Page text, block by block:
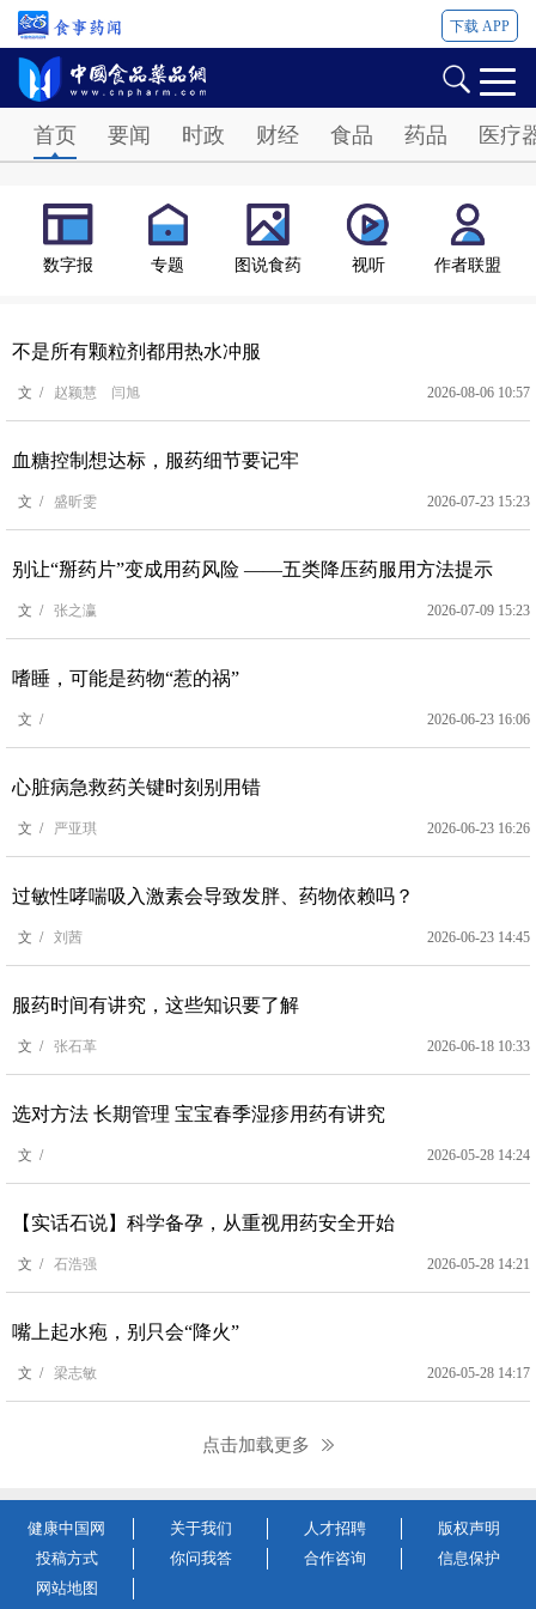
下载 APP
首页 要闻 时政 财经 食品 药品 医疗
数字报 专题 图说食药 视听 作者联盟
不是所有颗粒剂都用热水冲服
文 / 赵颖慧 闫旭 2026-08-06 10:57
血糖控制想达标，服药细节要记牢
文 / 盛昕雯 2026-07-23 15:23
别让“掰药片”变成用药风险 ——五类降压药服用方法提示
文 / 张之瀛 2026-07-09 15:23
嗜睡，可能是药物“惹的祸”
文 / 2026-06-23 16:06
心脏病急救药关键时刻别用错
文 / 严亚琪 2026-06-23 16:26
过敏性哮喘吸入激素会导致发胖、药物依赖吗？
文 / 刘茜 2026-06-23 14:45
服药时间有讲究，这些知识要了解
文 / 张石革 2026-06-18 10:33
选对方法 长期管理 宝宝春季湿疹用药有讲究
文 / 2026-05-28 14:24
【实话石说】科学备孕，从重视用药安全开始
文 / 石浩强 2026-05-28 14:21
嘴上起水疱，别只会“降火”
文 / 梁志敏 2026-05-28 14:17
点击加载更多
健康中国网 关于我们 人才招聘
版权声明
投稿方式
你问我答 合作咨询
信息保护
网站地图